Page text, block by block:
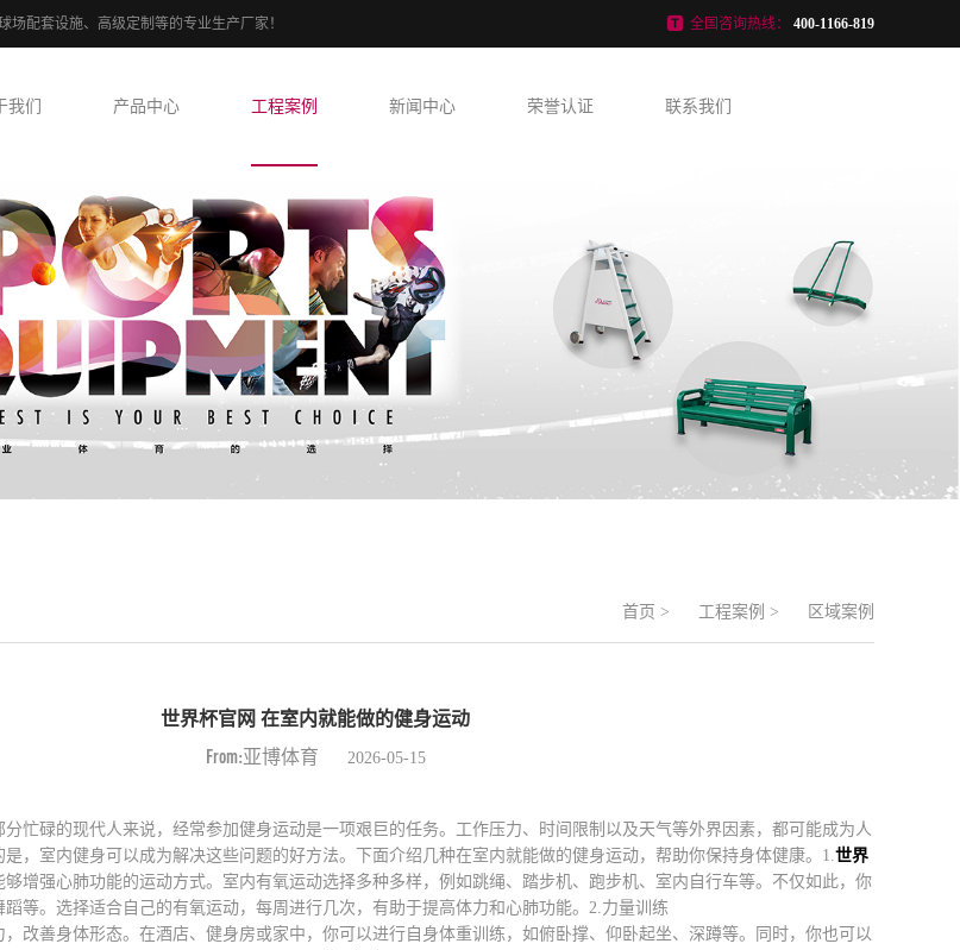
配套设施、高级定制等的专业生产厂家！ 全国咨询热线： 400-1166-819
我们 产品中心 工程案例 新闻中心 荣誉认证 联系我们
首页 > 工程案例 > 区域案例
世界杯官网 在室内就能做的健身运动
From:亚博体育 2026-05-15
忙碌的现代人来说，经常参加健身运动是一项艰巨的任务。工作压力、时间限制以及天气等外界因素，都可能成为人
，室内健身可以成为解决这些问题的好方法。下面介绍几种在室内就能做的健身运动，帮助你保持身体健康。1.世界
增强心肺功能的运动方式。室内有氧运动选择多种多样，例如跳绳、踏步机、跑步机、室内自行车等。不仅如此，你
等。选择适合自己的有氧运动，每周进行几次，有助于提高体力和心肺功能。2.力量训练
改善身体形态。在酒店、健身房或家中，你可以进行自身体重训练，如俯卧撑、仰卧起坐、深蹲等。同时，你也可以